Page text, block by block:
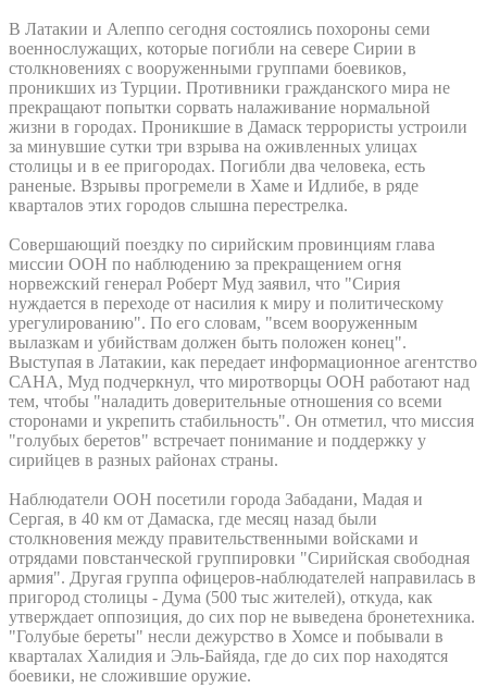
В Латакии и Алеппо сегодня состоялись похороны семи
военнослужащих, которые погибли на севере Сирии в
столкновениях с вооруженными группами боевиков,
проникших из Турции. Противники гражданского мира не
прекращают попытки сорвать налаживание нормальной
жизни в городах. Проникшие в Дамаск террористы устроили
за минувшие сутки три взрыва на оживленных улицах
столицы и в ее пригородах. Погибли два человека, есть
раненые. Взрывы прогремели в Хаме и Идлибе, в ряде
кварталов этих городов слышна перестрелка.
Совершающий поездку по сирийским провинциям глава
миссии ООН по наблюдению за прекращением огня
норвежский генерал Роберт Муд заявил, что "Сирия
нуждается в переходе от насилия к миру и политическому
урегулированию". По его словам, "всем вооруженным
вылазкам и убийствам должен быть положен конец".
Выступая в Латакии, как передает информационное агентство
САНА, Муд подчеркнул, что миротворцы ООН работают над
тем, чтобы "наладить доверительные отношения со всеми
сторонами и укрепить стабильность". Он отметил, что миссия
"голубых беретов" встречает понимание и поддержку у
сирийцев в разных районах страны.
Наблюдатели ООН посетили города Забадани, Мадая и
Сергая, в 40 км от Дамаска, где месяц назад были
столкновения между правительственными войсками и
отрядами повстанческой группировки "Сирийская свободная
армия". Другая группа офицеров-наблюдателей направилась в
пригород столицы - Дума (500 тыс жителей), откуда, как
утверждает оппозиция, до сих пор не выведена бронетехника.
"Голубые береты" несли дежурство в Хомсе и побывали в
кварталах Халидия и Эль-Байяда, где до сих пор находятся
боевики, не сложившие оружие.